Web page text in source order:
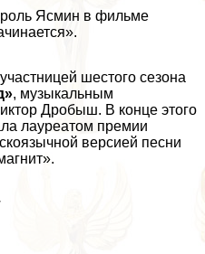
Ясмин в фильме
шестого сезона
, музыкальным
Дробыш. В конце этого
лауреатом премии
версией песни